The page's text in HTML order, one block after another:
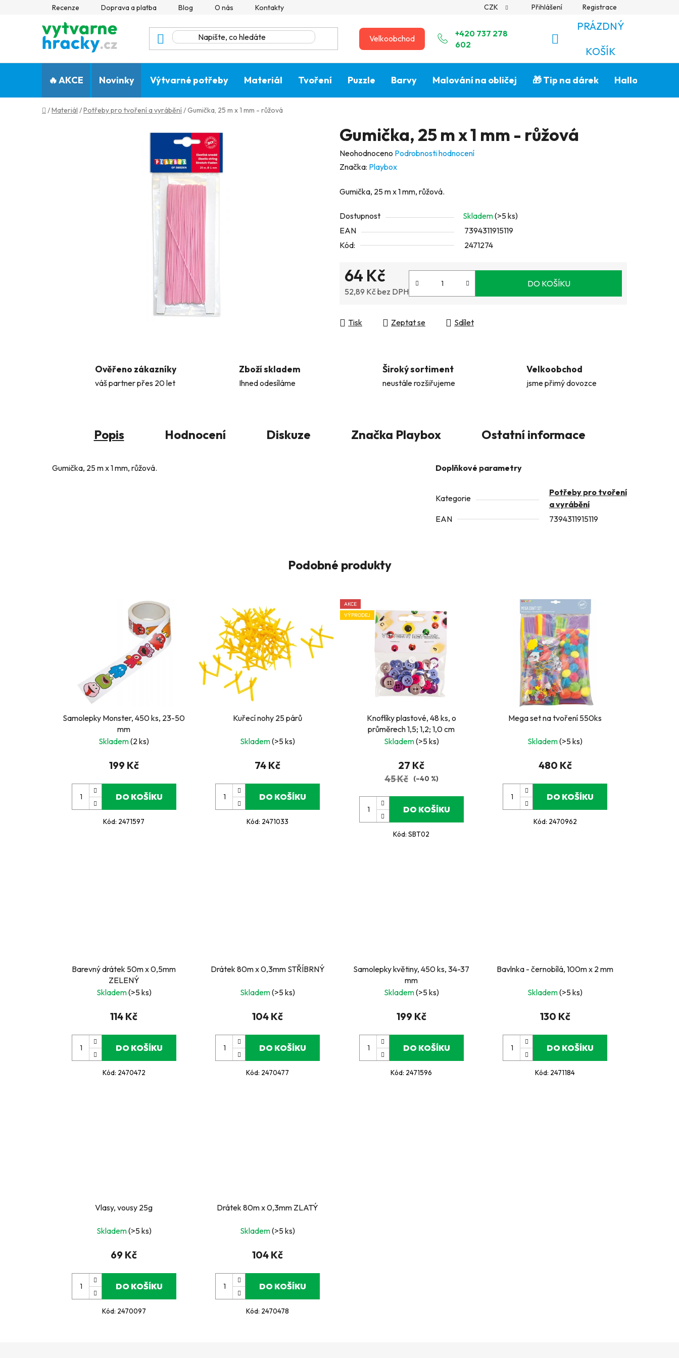
Recenze Doprava a platba Blog O nás Kontakty CZK Přihlášení Registrace
Velkoobchod
+420 737 278
602
NÁKUPNÍ
KOŠÍK
PRÁZDNÝ
KOŠÍK
🔥 AKCE Novinky Výtvarné potřeby Materiál Tvoření Puzzle Barvy Malování na obličej 🎁 Tip na dárek Halloween🎃
Domů
/Materiál /Potřeby pro tvoření a vyrábění/Gumička, 25 m x 1 mm - růžová
Gumička, 25 m x 1 mm - růžová
Průměrné
hodnocení
je
z
5
hvězdiček.
Neohodnoceno Podrobnosti hodnocení
Značka: Playbox
Gumička, 25 m x 1 mm, růžová.
Dostupnost Skladem(>5 ks)
EAN
7394311915119
Kód:
2471274
64 Kč
52,89 Kč bez DPH
DO KOŠÍKU
Tisk Zeptat se Sdílet
Ověřeno zákazníky
váš partner přes 20 let
Zboží skladem
Ihned odesíláme
Široký sortiment
neustále rozšiřujeme
Velkoobchod
jsme přimý dovozce
Popis Hodnocení Diskuze Značka Playbox Ostatní informace
Gumička, 25 m x 1 mm, růžová. Doplňkové parametry
Kategorie
Potřeby pro tvoření
a vyrábění
EAN
7394311915119
Podobné produkty
Samolepky Monster, 450 ks, 23-50
mm
Skladem(2 ks)
199 Kč
DO KOŠÍKU
Kód: 2471597
Kuřecí nohy 25 párů
Skladem(>5 ks)
74 Kč
DO KOŠÍKU
Kód: 2471033
AKCE
VÝPRODEJ
Knoflíky plastové, 48 ks, o
průměrech 1,5; 1,2; 1,0 cm
Skladem(>5 ks)
27 Kč
45 Kč (–40 %)
DO KOŠÍKU
Kód:SBT02
Mega set na tvoření 550ks
Skladem(>5 ks)
480 Kč
DO KOŠÍKU
Kód: 2470962
Barevný drátek 50m x 0,5mm
ZELENÝ
Skladem(>5 ks)
114 Kč
DO KOŠÍKU
Kód: 2470472
Drátek 80m x 0,3mm STŘÍBRNÝ
Skladem(>5 ks)
104 Kč
DO KOŠÍKU
Kód: 2470477
Samolepky květiny, 450 ks, 34-37
mm
Skladem(>5 ks)
199 Kč
DO KOŠÍKU
Kód: 2471596
Bavlnka - černobílá, 100m x 2 mm
Skladem(>5 ks)
130 Kč
DO KOŠÍKU
Kód: 2471184
Vlasy, vousy 25g
Skladem(>5 ks)
69 Kč
DO KOŠÍKU
Kód: 2470097
Drátek 80m x 0,3mm ZLATÝ
Skladem(>5 ks)
104 Kč
DO KOŠÍKU
Kód: 2470478